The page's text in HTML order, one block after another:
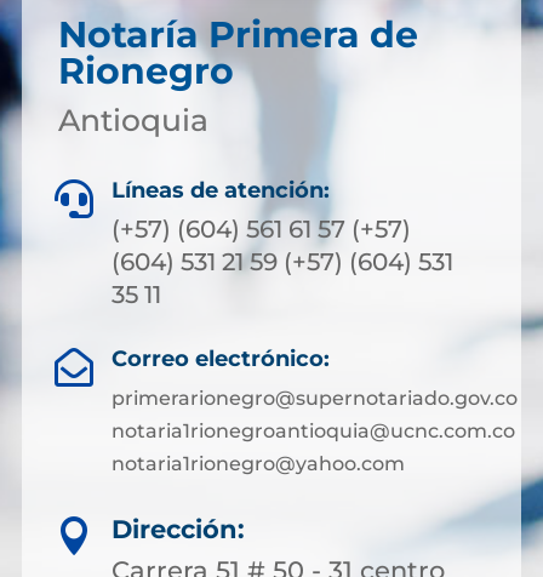
Notaría Primera de
Rionegro
Antioquia
 Líneas de atención:
(+57) (604) 561 61 57 (+57)
(604) 531 21 59 (+57) (604) 531
35 11
 Correo electrónico:
primerarionegro@supernotariado.gov.co
notaria1rionegroantioquia@ucnc.com.co
notaria1rionegro@yahoo.com

Dirección:
Carrera 51 # 50 - 31 centro